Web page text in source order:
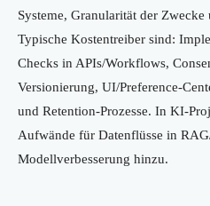
Systeme, Granularität der
Typische Kostentreiber sind:
Checks in APIs/Workflows,
Versionierung, UI/Preference-
und Retention-Prozesse. In KI-
Aufwände für Datenflüsse in
Modellverbesserung hinzu.